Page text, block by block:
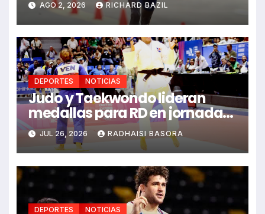
2026
AGO 2, 2026 RICHARD BAZIL
DEPORTES NOTICIAS
Judo y Taekwondo lideran
medallas para RD en jornada
de Juego Santo Domingo 2026
JUL 26, 2026 RADHAISI BASORA
DEPORTES NOTICIAS